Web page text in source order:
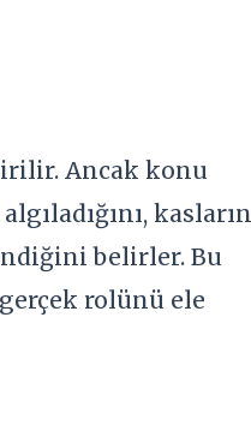
Ancak konu
kasların
belirler. Bu
rolünü ele